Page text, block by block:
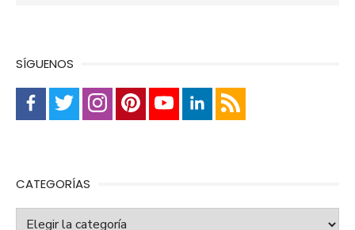
SÍGUENOS
CATEGORÍAS
Categorías